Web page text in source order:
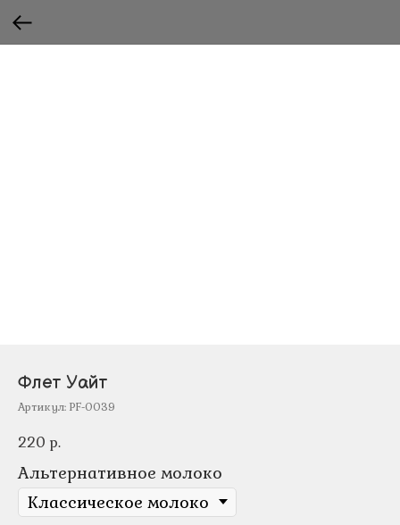
Флет Уайт
Артикул: PF-0039
220 р.
Альтернативное молоко